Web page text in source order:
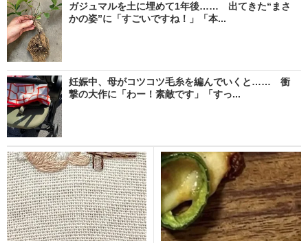
ガジュマルを土に埋めて1年後…… 出てきた“まさ
かの姿”に「すごいですね！」「本...
妊娠中、母がコツコツ毛糸を編んでいくと…… 衝
撃の大作に「わー！素敵です」「すっ...